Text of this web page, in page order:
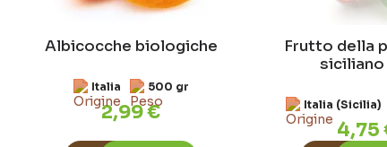
Albicocche biologiche
Italia 500 gr
2,99 €
Frutto della
siciliano
Italia (Sicilia)
4,75